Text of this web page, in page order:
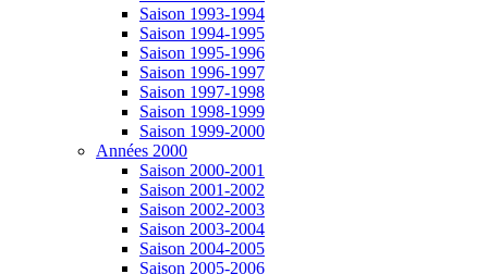
Saison 1993-1994
Saison 1994-1995
Saison 1995-1996
Saison 1996-1997
Saison 1997-1998
Saison 1998-1999
Saison 1999-2000
Années 2000
Saison 2000-2001
Saison 2001-2002
Saison 2002-2003
Saison 2003-2004
Saison 2004-2005
Saison 2005-2006